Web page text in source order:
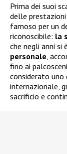
Prima dei suoi
delle
famoso per un
riconoscibile: la
che negli anni
personale ,
fino ai
considerato uno
internazionale,
sacrificio e